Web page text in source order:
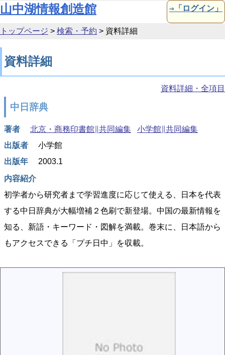
本文へ移動
山中湖情報創造館 ⇒「ログイン」
トップページ > 検索・予約 > 資料詳細
資料詳細
資料詳細・全項目
中日辞典
著者 北京・商務印書館∥共同編集
小学館∥共同編集
出版者
小学館
出版年
2003.1
内容紹介
初学者から研究者まで学習進度に応じて使える、日本を代表
する中日辞典が大幅増補２色刷で新登場。中国の最新情報を
知る、新語・キーワード・図解を満載。巻末に、日本語から
もアクセスできる「プチ日中」を収載。